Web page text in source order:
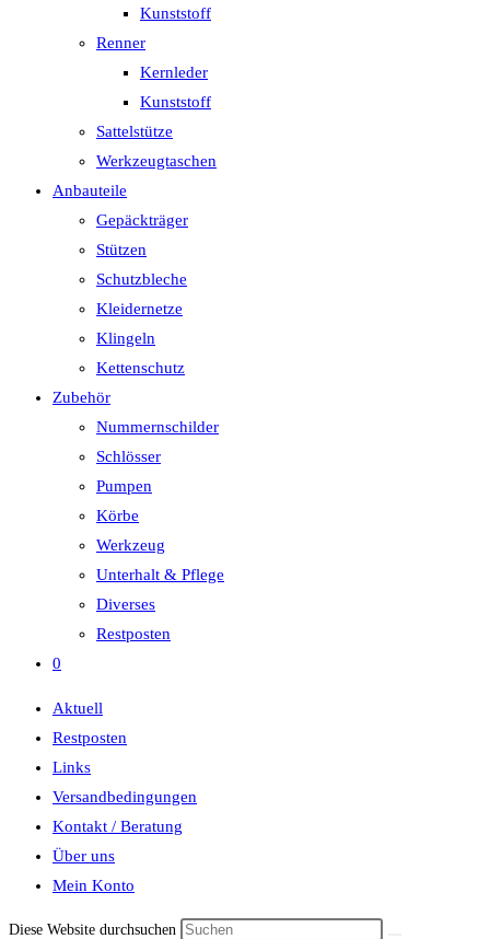
Kunststoff
Renner
Kernleder
Kunststoff
Sattelstütze
Werkzeugtaschen
Anbauteile
Gepäckträger
Stützen
Schutzbleche
Kleidernetze
Klingeln
Kettenschutz
Zubehör
Nummernschilder
Schlösser
Pumpen
Körbe
Werkzeug
Unterhalt & Pflege
Diverses
Restposten
0
Aktuell
Restposten
Links
Versandbedingungen
Kontakt / Beratung
Über uns
Mein Konto
Diese Website durchsuchen